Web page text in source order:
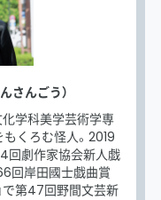
さんごう）
学科美学芸術学専
もくろむ怪人。2019
回劇作家協会新人戯
回岸田國士戯曲賞
で第47回野間文芸新